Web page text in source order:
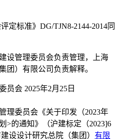
定标准》DG/TJN8-2144-2014同
设管理委员会负责管理，上海
团）有限公司负责解释。
员会 2025年2月25日
理委员会《关于印发（2023年
>的通知》（沪建标定（2023]6
设设计研究总院（集团） 有限